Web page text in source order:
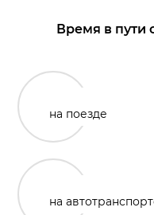
Время в пути
на поезде
на